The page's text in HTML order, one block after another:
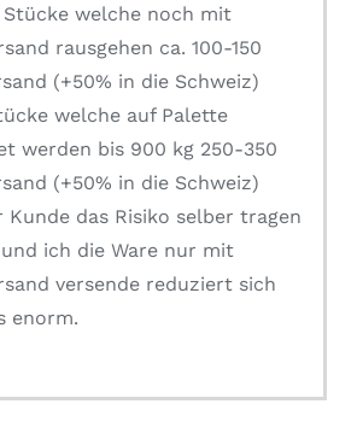
welche noch mit
rausgehen ca. 100-150
(+50% in die Schweiz)
welche auf Palette
werden bis 900 kg 250-350
(+50% in die Schweiz)
Kunde das Risiko selber tragen
ich die Ware nur mit
versende reduziert sich
enorm.